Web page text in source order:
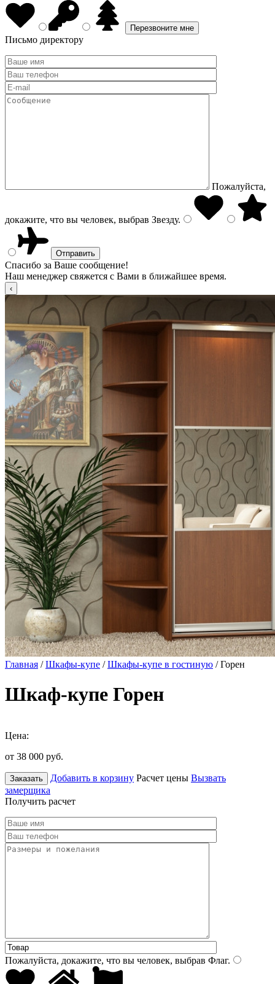
Письмо директору
Пожалуйста,
докажите, что вы человек, выбрав Звезду.
Спасибо за Ваше сообщение!
Наш менеджер свяжется с Вами в ближайшее время.
Главная /Шкафы-купе /Шкафы-купе в гостиную / Горен
Шкаф-купе Горен
Цена:
от 38 000 руб.
Заказать Добавить в корзину Расчет цены Вызвать
замерщика
Получить расчет
Пожалуйста, докажите, что вы человек, выбрав Флаг.